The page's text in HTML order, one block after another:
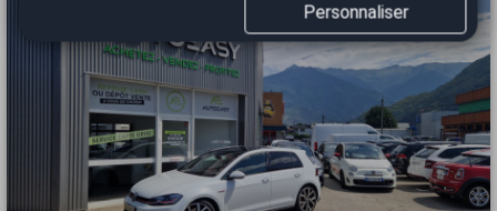
Personnaliser